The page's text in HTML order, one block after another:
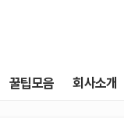
꿀팁모음 회사소개